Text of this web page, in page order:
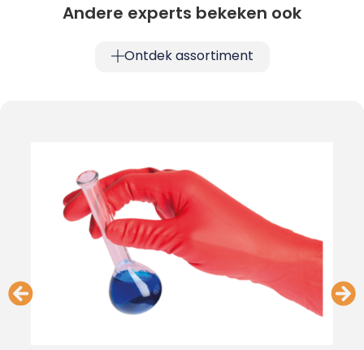
Andere experts bekeken ook
Ontdek assortiment